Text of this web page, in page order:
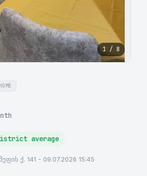
1 / 8
average
ქ. 141 - 09.07.2026 15:45